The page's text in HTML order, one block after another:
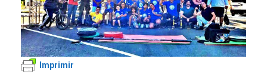
Imprimir